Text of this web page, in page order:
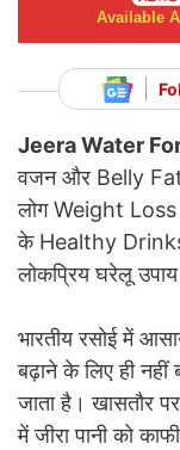
Available
Jeera Water
वजन और Belly Fat
लोग Weight
के Healthy Drinks
लोकप्रिय घरेलू
भारतीय रसोई में
बढ़ाने के लिए ही नहीं
जाता है। खासतौर
में जीरा पानी को